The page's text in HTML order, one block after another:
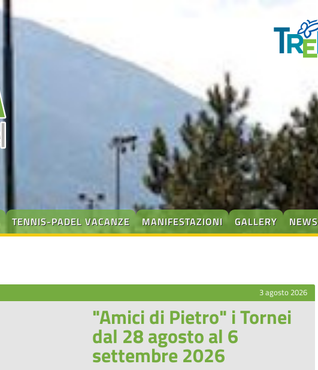
TENNIS-PADEL VACANZE MANIFESTAZIONI GALLERY NEWS
3 agosto 2026
"Amici di Pietro" i Tornei
dal 28 agosto al 6
settembre 2026